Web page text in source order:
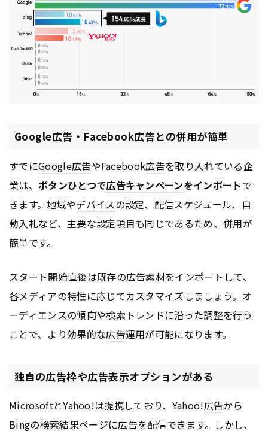
Google広告・Facebook広告との併用が簡単
すでにGoogle広告やFacebook広告を取り入れている企
業は、 ボタンひとつで広告キャンペーンをインポートで
きます。地域やデバイスの設定、配信スケジュール、自
動入札など、主要な設定項目も同じであるため、併用が
簡単です。
スタート開始直後は既存の広告素材をインポートして、
各メディアの特性に応じてカスタマイズしましょう。オ
ーディエンスの傾向や検索トレンドに沿った調整を行う
ことで、より効果的な広告運用が可能になります。
独自の広告枠や広告表示オプションがある
MicrosoftとYahoo!は提携しており、Yahoo!広告から
Bingの検索結果ページに広告を配信できます。しかし、